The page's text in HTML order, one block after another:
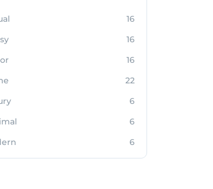
16
16
16
22
6
6
6